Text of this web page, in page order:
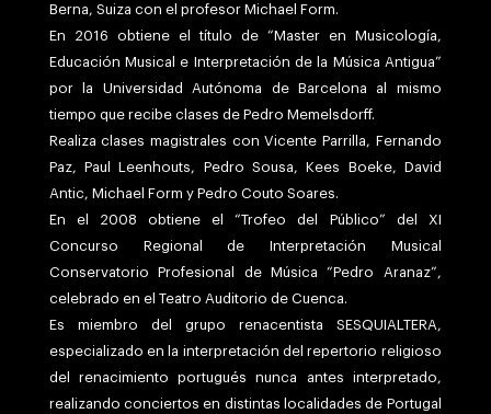
Berna, Suiza con el profesor Michael Form.
En 2016 obtiene el título de “Master en Musicología,
Educación Musical e Interpretación de la Música Antigua”
por la Universidad Autónoma de Barcelona al mismo
tiempo que recibe clases de Pedro Memelsdorff.
Realiza clases magistrales con Vicente Parrilla, Fernando
Paz, Paul Leenhouts, Pedro Sousa, Kees Boeke, David
Antic, Michael Form y Pedro Couto Soares.
En el 2008 obtiene el “Trofeo del Público” del XI
Concurso Regional de Interpretación Musical
Conservatorio Profesional de Música “Pedro Aranaz”,
celebrado en el Teatro Auditorio de Cuenca.
Es miembro del grupo renacentista SESQUIALTERA,
especializado en la interpretación del repertorio religioso
del renacimiento portugués nunca antes interpretado,
realizando conciertos en distintas localidades de Portugal